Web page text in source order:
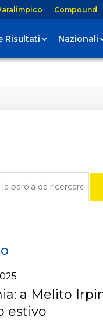
Compound
Risultati Nazionali
a Melito
estivo